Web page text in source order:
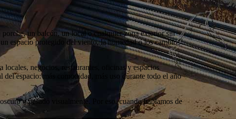
porche, un balcón, un local o cualquier zona exterior sin
espacio protegido del viento, la humedad o los cambios
negocios, restaurantes, oficinas y espacios
espacio: más comodidad, más uso durante todo el año
o pesado visualmente. Por eso, cuando hablamos de